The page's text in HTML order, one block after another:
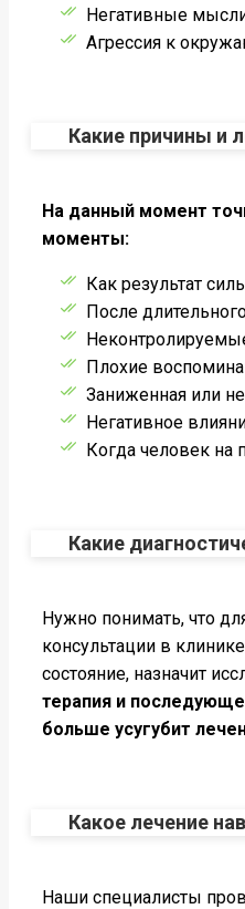
Негативные
Агрессия к
Какие причины и
На данный момент
моменты:
Как результат
После
Плохие
Заниженная или
Негативное
Когда человек на
Какие
Нужно понимать, что
консультации в
состояние, назначит
терапия и
больше усугубит
Какое лечение
Наши специалисты